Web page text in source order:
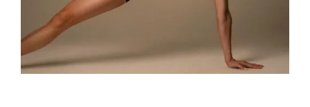
styrke og smidighed